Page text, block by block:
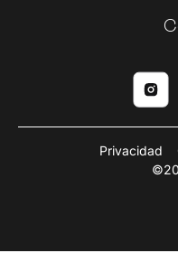
Privacidad